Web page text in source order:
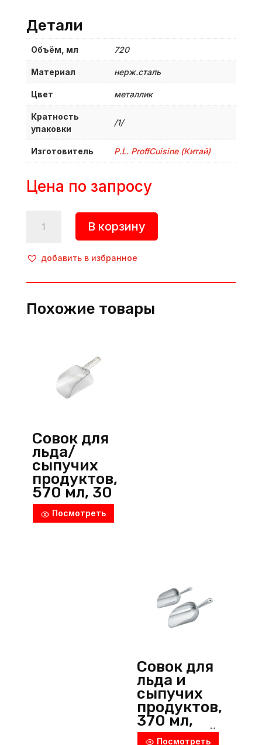
Детали
Объём, мл 720
Материал нерж.сталь
Цвет металлик
Кратность
упаковки
/1/
Изготовитель P.L. ProffСuisine (Китай)
Цена по запросу
товара
для
и
продуктов,
металлик,
ProffСuisine
В корзину
добавить в избранное
Похожие товары
Совок для
льда/
сыпучих
продуктов,
570 мл, 30
см,
поликарбон
Посмотреть
Совок для
льда и
сыпучих
продуктов,
370 мл,
алюминий,
Посмотреть